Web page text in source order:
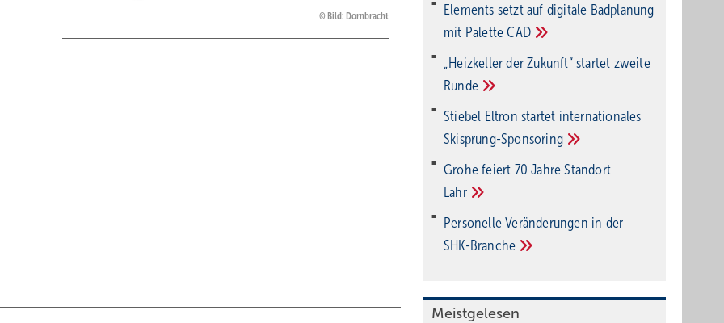
Bild: Dornbracht
Elements setzt auf di­gi­ta­le Bad­pla­nung
mit PaletteCAD
„Heizkeller der Zu­kunft“ star­tet zwei­te
Run­de
Stiebel Eltron startet internatio­nales
Ski­sprung-Spon­soring
Grohe feiert 70 Jahre Standort
Lahr
Personelle Veränderungen in der
SHK-Branche
Meistgelesen